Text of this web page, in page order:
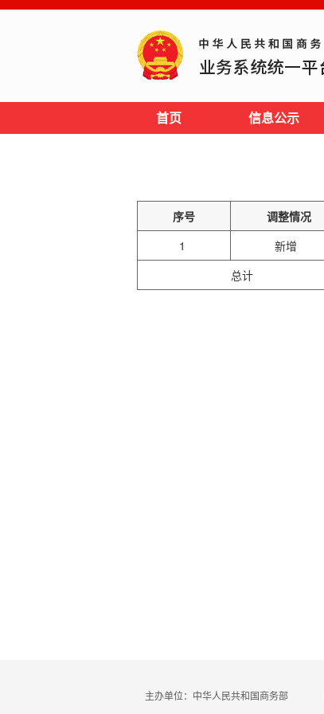
首页 信息公示
序号 调整情况
1
新增
总计
主办单位：中华人民共和国商务部